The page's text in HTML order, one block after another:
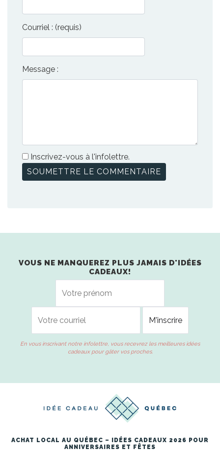
Courriel : (requis)
Message :
Inscrivez-vous à l'infolettre.
VOUS NE MANQUEREZ PLUS JAMAIS D'IDÉES
CADEAUX!
En vous inscrivant notre infolettre, vous recevrez les meilleures idées
cadeaux pour gâter vos proches.
ACHAT LOCAL AU QUÉBEC – IDÉES CADEAUX 2026 POUR
ANNIVERSAIRES ET FÊTES